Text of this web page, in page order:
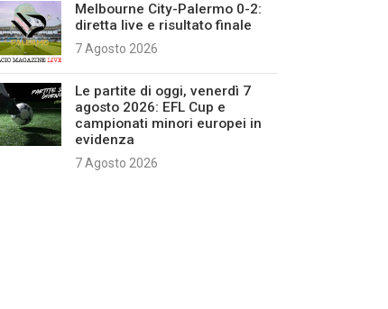
Melbourne City-Palermo 0-2:
diretta live e risultato finale
7 Agosto 2026
Le partite di oggi, venerdì 7
agosto 2026: EFL Cup e
campionati minori europei in
evidenza
7 Agosto 2026